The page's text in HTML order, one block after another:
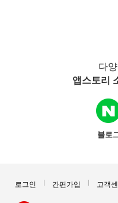
다
앱스토리
블로
로그인 간편가입 고객